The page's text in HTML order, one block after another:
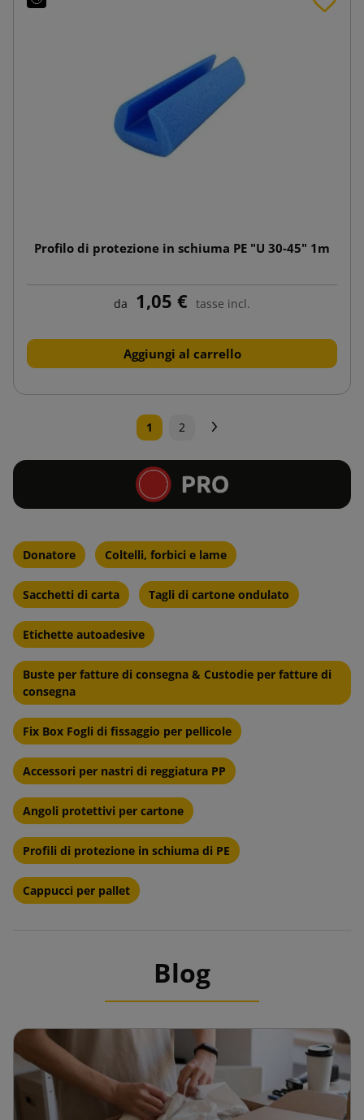
Profilo di protezione in schiuma PE "U 30-45" 1m
da 1,05 € tasse incl.
Aggiungi al carrello
1 2
Donatore Coltelli, forbici e lame
Sacchetti di carta Tagli di cartone ondulato
Etichette autoadesive
Buste per fatture di consegna & Custodie per fatture di
consegna
Fix Box Fogli di fissaggio per pellicole
Accessori per nastri di reggiatura PP
Angoli protettivi per cartone
Profili di protezione in schiuma di PE
Cappucci per pallet
Blog